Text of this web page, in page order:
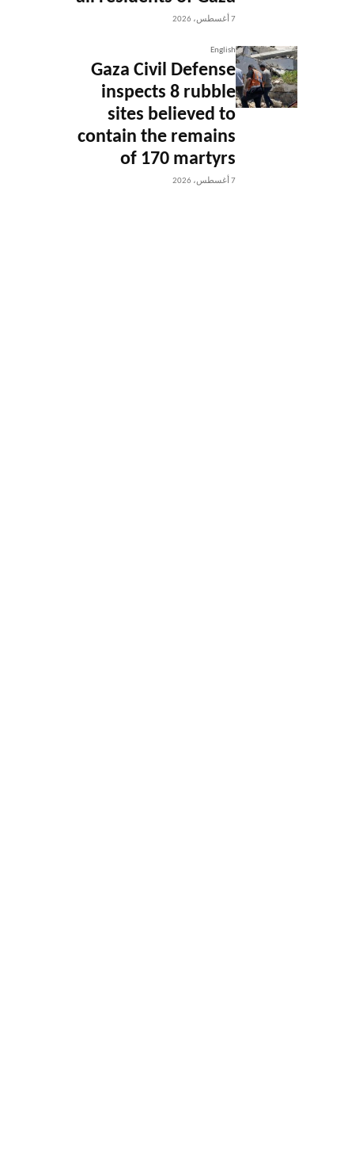
7 أغسطس، 2026
English
Gaza Civil Defense
inspects 8 rubble
sites believed to
contain the remains
of 170 martyrs
7 أغسطس، 2026